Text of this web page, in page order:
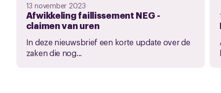
13 november 2023
Afwikkeling faillissement NEG -
claimen van uren
In deze nieuwsbrief een korte update over de
zaken die nog...